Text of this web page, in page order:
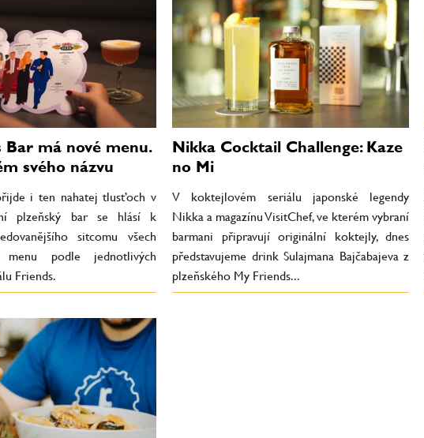
Bar má nové menu.
svého názvu
i ten nahatej tlusťoch v
plzeňský bar se hlásí k
sitcomu všech
menu podle jednotlivých
Friends.
Nikka Cocktail Challenge: Kaze
no Mi
V koktejlovém seriálu japonské legendy
Nikka a magazínu VisitChef, ve kterém vybraní
barmani připravují originální koktejly, dnes
představujeme drink Sulajmana Bajčabajeva z
plzeňského My Friends...